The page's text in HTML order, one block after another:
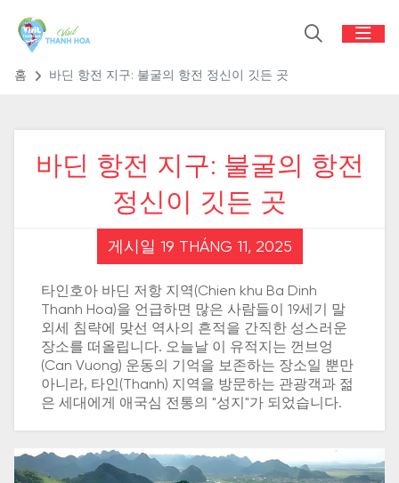
홈 바딘 항전 지구: 불굴의 항전 정신이 깃든 곳
바딘 항전 지구: 불굴의 항전
정신이 깃든 곳
게시일 19 THÁNG 11, 2025
타인호아 바딘 저항 지역(Chien khu Ba Dinh
Thanh Hoa)을 언급하면 많은 사람들이 19세기 말
외세 침략에 맞선 역사의 흔적을 간직한 성스러운
장소를 떠올립니다. 오늘날 이 유적지는 껀브엉
(Can Vuong) 운동의 기억을 보존하는 장소일 뿐만
아니라, 타인(Thanh) 지역을 방문하는 관광객과 젊
은 세대에게 애국심 전통의 "성지"가 되었습니다.